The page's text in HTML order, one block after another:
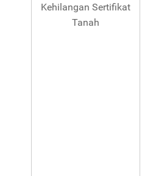
Kehilangan Sertifikat
Tanah